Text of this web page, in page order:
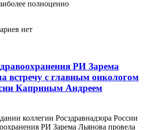
полноценно
нет
РИ Зарема
встречу с главным онкологом
Каприным Андреем
коллегии Росздравнадзора России
РИ Зарема Льянова провела